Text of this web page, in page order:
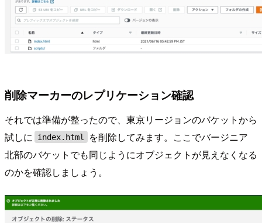
削除マーカーのレプリケーション確認
それでは準備が整ったので、東京リージョンのバケットから
試しに
index.html
を削除してみます。ここでバージニア
北部のバケットでも同じようにオブジェクトが見えなくなる
のかを確認しましょう。